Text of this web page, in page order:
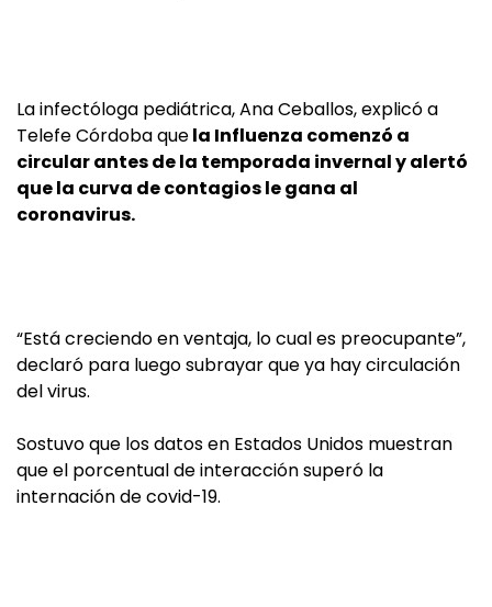
La infectóloga pediátrica, Ana Ceballos, explicó a
Telefe Córdoba quela Influenza comenzó a
circular antes de la temporada invernal y alertó
que la curva de contagios le gana al
coronavirus.
“Está creciendo en ventaja, lo cual es preocupante”,
declaró para luego subrayar que ya hay circulación
del virus.
Sostuvo que los datos en Estados Unidos muestran
que el porcentual de interacción superó la
internación de covid-19.